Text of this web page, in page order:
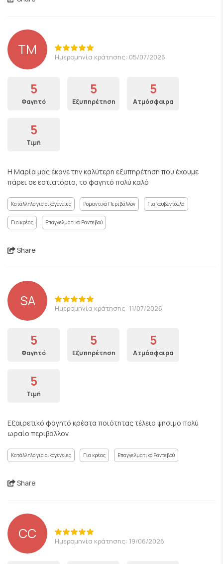
ΤΜ Ημερομηνία κράτησης: 05/07/2026
5
Φαγητό
5
Εξυπηρέτηση
5
Ατμόσφαιρα
5
Τιμή
Η Μαρία μας έκανε την καλύτερη εξυπηρέτηση που έχουμε
πάρει σε εστιατόριο, το φαγητό πολύ καλό
Κατάλληλο για οικογένειες Ρομαντικό Περιβάλλον Για κουβεντούλα
Για κρέας Επαγγελματικό Ραντεβού
Share
SA Ημερομηνία κράτησης: 11/07/2026
5
Φαγητό
5
Εξυπηρέτηση
5
Ατμόσφαιρα
5
Τιμή
Εξαιρετικό φαγητό κρέατα ποιότητας τέλειο ψησιμο πολύ
ωραίο περιβαλλον
Κατάλληλο για οικογένειες Για κρέας Επαγγελματικό Ραντεβού
Share
CC Ημερομηνία κράτησης: 19/06/2026